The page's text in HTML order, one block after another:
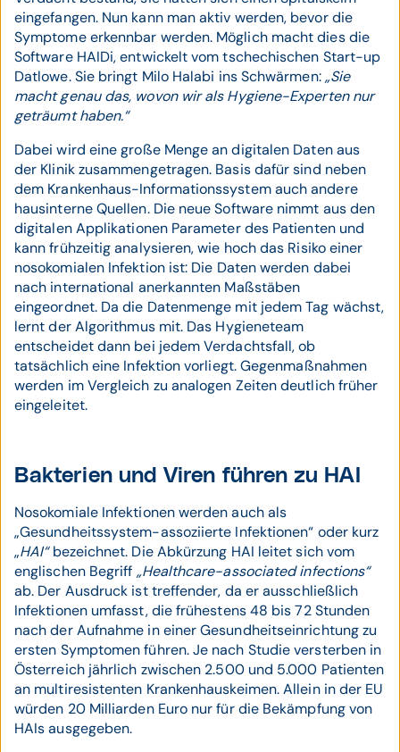
eingefangen. Nun kann man aktiv werden, bevor die
Symptome erkennbar werden. Möglich macht dies die
Software HAIDi, entwickelt vom tschechischen Start-up
Datlowe. Sie bringt Milo Halabi ins Schwärmen:„Sie
macht genau das, wovon wir als Hygiene-Experten nur
geträumt haben.“
Dabei wird eine große Menge an digitalen Daten aus
der Klinik zusammengetragen. Basis dafür sind neben
dem Krankenhaus-Informationssystem auch andere
hausinterne Quellen. Die neue Software nimmt aus den
digitalen Applikationen Parameter des Patienten und
kann frühzeitig analysieren, wie hoch das Risiko einer
nosokomialen Infektion ist: Die Daten werden dabei
nach international anerkannten Maßstäben
eingeordnet. Da die Datenmenge mit jedem Tag wächst,
lernt der Algorithmus mit. Das Hygieneteam
entscheidet dann bei jedem Verdachtsfall, ob
tatsächlich eine Infektion vorliegt. Gegenmaßnahmen
werden im Vergleich zu analogen Zeiten deutlich früher
eingeleitet.
Bakterien und Viren führen zu HAI
Nosokomiale Infektionen werden auch als
„Gesundheitssystem-assoziierte Infektionen“ oder kurz
„HAI“bezeichnet. Die Abkürzung HAI leitet sich vom
englischen Begriff „Healthcare-associated infections“
ab. Der Ausdruck ist treffender, da er ausschließlich
Infektionen umfasst, die frühestens 48 bis 72 Stunden
nach der Aufnahme in einer Gesundheitseinrichtung zu
ersten Symptomen führen. Je nach Studie versterben in
Österreich jährlich zwischen 2.500 und 5.000 Patienten
an multiresistenten Krankenhauskeimen. Allein in der EU
würden 20 Milliarden Euro nur für die Bekämpfung von
HAIs ausgegeben.